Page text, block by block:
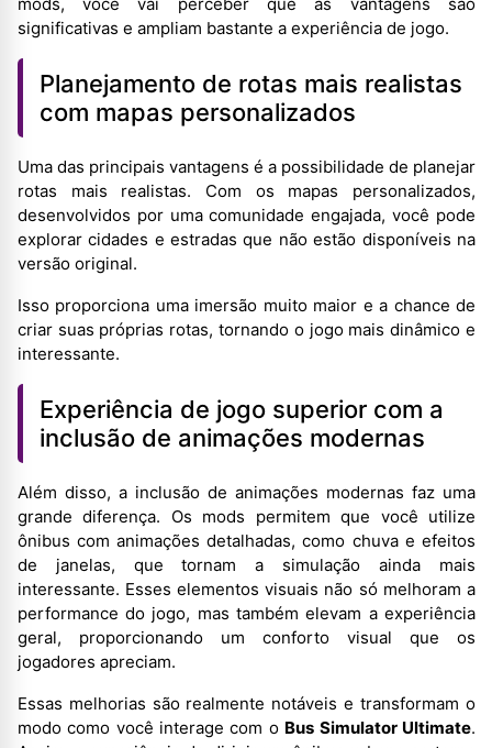
significativas e ampliam bastante a experiência de jogo.
Planejamento de rotas mais realistas
com mapas personalizados
Uma das principais vantagens é a possibilidade de planejar
rotas mais realistas. Com os mapas personalizados,
desenvolvidos por uma comunidade engajada, você pode
explorar cidades e estradas que não estão disponíveis na
versão original.
Isso proporciona uma imersão muito maior e a chance de
criar suas próprias rotas, tornando o jogo mais dinâmico e
interessante.
Experiência de jogo superior com a
inclusão de animações modernas
Além disso, a inclusão de animações modernas faz uma
grande diferença. Os mods permitem que você utilize
ônibus com animações detalhadas, como chuva e efeitos
de janelas, que tornam a simulação ainda mais
interessante. Esses elementos visuais não só melhoram a
performance do jogo, mas também elevam a experiência
geral, proporcionando um conforto visual que os
jogadores apreciam.
Essas melhorias são realmente notáveis e transformam o
modo como você interage com o Bus Simulator Ultimate.